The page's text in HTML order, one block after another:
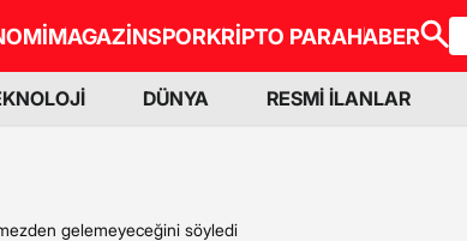
MAGAZİNSPORKRİPTO PARAHABER
DÜNYA RESMİ İLANLAR
gelemeyeceğini söyledi